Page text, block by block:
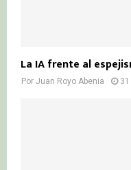
La IA frente al
Por Juan Royo Abenia